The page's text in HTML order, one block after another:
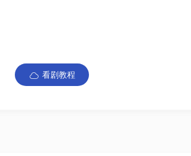
看剧教程